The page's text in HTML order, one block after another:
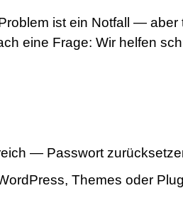
ist ein Notfall —
eine Frage: Wir helfen
— Passwort
Themes oder